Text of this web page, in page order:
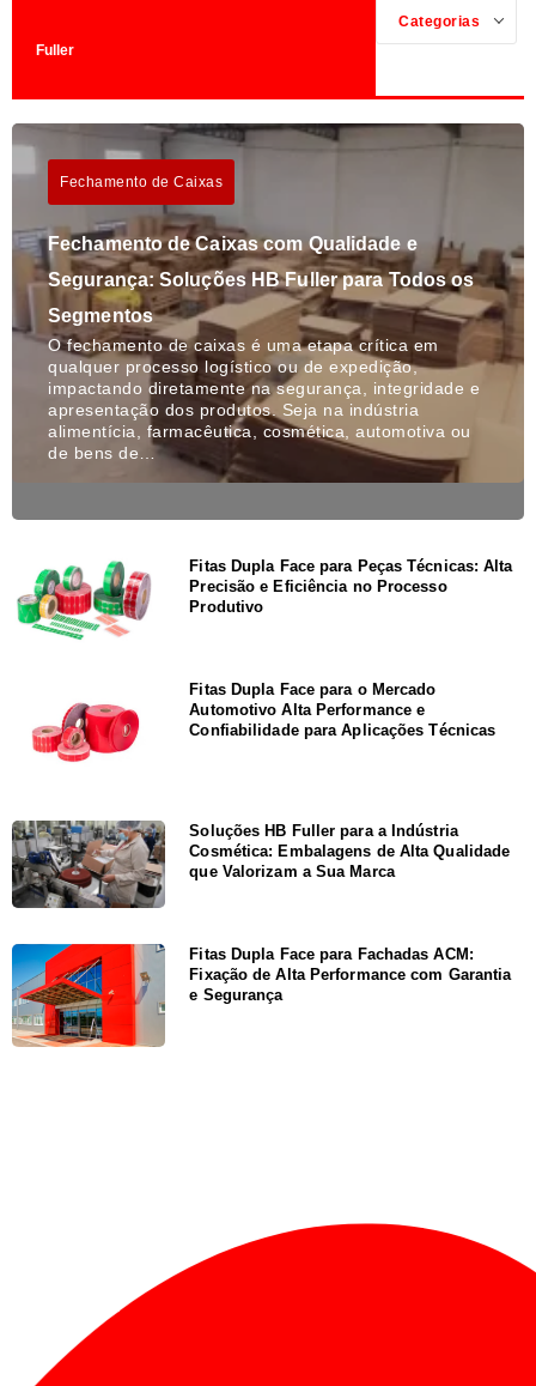
Fuller
Categorias
Fechamento de Caixas
Fechamento de Caixas com Qualidade e
Segurança: Soluções HB Fuller para Todos os
Segmentos
O fechamento de caixas é uma etapa crítica em
qualquer processo logístico ou de expedição,
impactando diretamente na segurança, integridade e
apresentação dos produtos. Seja na indústria
alimentícia, farmacêutica, cosmética, automotiva ou
de bens de…
Fitas Dupla Face para Peças Técnicas: Alta
Precisão e Eficiência no Processo
Produtivo
Fitas Dupla Face para o Mercado
Automotivo Alta Performance e
Confiabilidade para Aplicações Técnicas
Soluções HB Fuller para a Indústria
Cosmética: Embalagens de Alta Qualidade
que Valorizam a Sua Marca
Fitas Dupla Face para Fachadas ACM:
Fixação de Alta Performance com Garantia
e Segurança